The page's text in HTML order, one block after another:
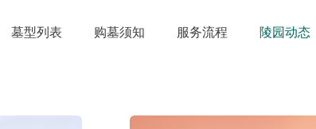
墓型列表 购墓须知 服务流程 陵园动态